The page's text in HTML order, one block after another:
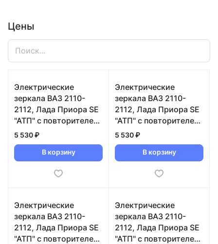
Цены
Электрические
зеркала ВАЗ 2110-
2112, Лада Приора SE
"АТП" с повторителем
"Плазма" в цвет
кузова (100 Триумф)
5 530 ₽
В корзину
Электрические
зеркала ВАЗ 2110-
2112, Лада Приора SE
"АТП" с повторителем
"Плазма" в цвет
кузова (1001 Озеро
5 530 ₽
В корзину
Электрические
зеркала ВАЗ 2110-
2112, Лада Приора SE
"АТП" с повторителем
Электрические
зеркала ВАЗ 2110-
2112, Лада Приора SE
"АТП" с повторителем